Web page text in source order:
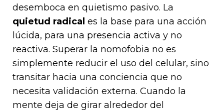
desemboca en quietismo pasivo. La
quietud radical es la base para una acción
lúcida, para una presencia activa y no
reactiva. Superar la nomofobia no es
simplemente reducir el uso del celular, sino
transitar hacia una conciencia que no
necesita validación externa. Cuando la
mente deja de girar alrededor del